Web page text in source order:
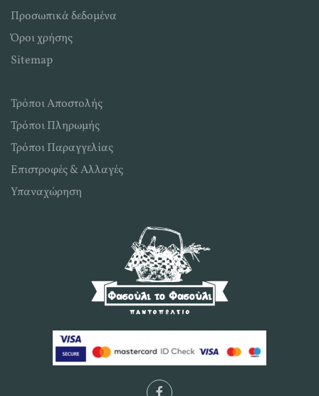
Προσωπικά δεδομένα
Όροι χρήσης
Sitemap
Τρόποι Αποστολής
Τρόποι Πληρωμής
Τρόποι Παραγγελίας
Επιστροφές & Αλλαγές
Υπαναχώρηση